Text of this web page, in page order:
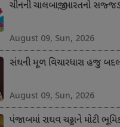
ચીનની ચાલબાજી; ભારતનો
August 09, Sun, 2026
સંઘની મૂળ વિચારધારા હજુ
August 09, Sun, 2026
પંજાબમાં રાઘવ ચઢ્ઢાને મોટી